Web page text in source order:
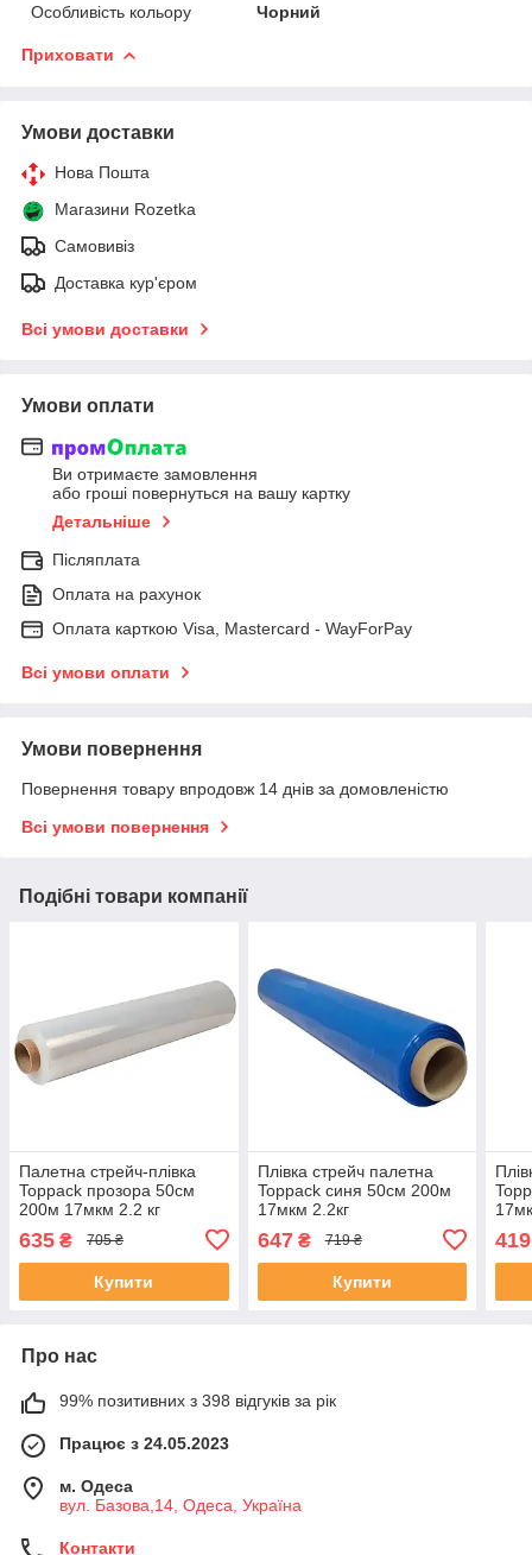
Особливість кольору
Чорний
Приховати
Умови доставки
Нова Пошта
Магазини Rozetka
Самовивіз
Доставка кур'єром
Всі умови доставки
Умови оплати
Ви отримаєте замовлення
або гроші повернуться на вашу картку
Детальніше
Післяплата
Оплата на рахунок
Оплата карткою Visa, Mastercard - WayForPay
Всі умови оплати
Умови повернення
Повернення товару впродовж 14 днів за домовленістю
Всі умови повернення
Подібні товари компанії
Палетна стрейч-плівка
Toppack прозора 50см
200м 17мкм 2.2 кг
635 ₴ 705 ₴
Купити
Плівка стрейч палетна
Toppack синя 50см 200м
17мкм 2.2кг
647₴ 719 ₴
Купити
419
Про нас
99% позитивних з 398 відгуків за рік
Працює з 24.05.2023
м. Одеса
вул. Базова,14, Одеса, Україна
Контакти